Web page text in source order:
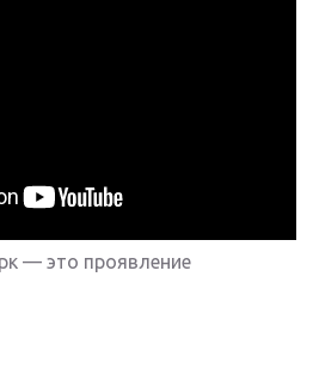
— это проявление